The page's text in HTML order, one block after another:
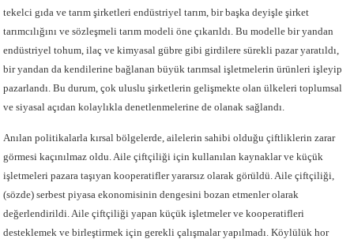
tekelci gıda ve tarım şirketleri endüstriyel tarım, bir başka deyişle şirket
tarımcılığını ve sözleşmeli tarım modeli öne çıkarıldı. Bu modelle bir yandan
endüstriyel tohum, ilaç ve kimyasal gübre gibi girdilere sürekli pazar yaratıldı,
bir yandan da kendilerine bağlanan büyük tarımsal işletmelerin ürünleri işleyip
pazarlandı. Bu durum, çok uluslu şirketlerin gelişmekte olan ülkeleri toplumsal
ve siyasal açıdan kolaylıkla denetlenmelerine de olanak sağlandı.
Anılan politikalarla kırsal bölgelerde, ailelerin sahibi olduğu çiftliklerin zarar
görmesi kaçınılmaz oldu. Aile çiftçiliği için kullanılan kaynaklar ve küçük
işletmeleri pazara taşıyan kooperatifler yararsız olarak görüldü. Aile çiftçiliği,
(sözde) serbest piyasa ekonomisinin dengesini bozan etmenler olarak
değerlendirildi. Aile çiftçiliği yapan küçük işletmeler ve kooperatifleri
desteklemek ve birleştirmek için gerekli çalışmalar yapılmadı. Köylülük hor